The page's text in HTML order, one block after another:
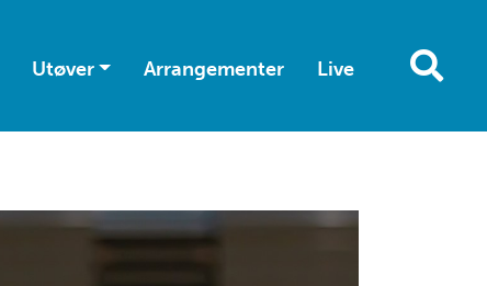
Utøver Arrangementer Live